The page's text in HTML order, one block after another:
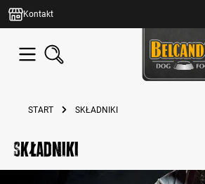
zawartości
Kontakt
START SKŁADNIKI
Składniki